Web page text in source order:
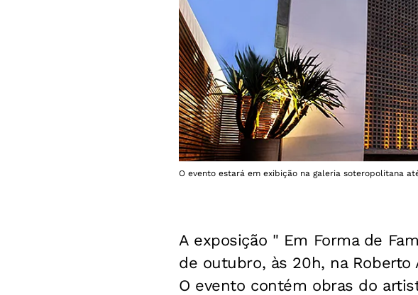
O evento estará em exibição na galeria soteropolitana
A exposição " Em Forma de
de outubro, às 20h, na Roberto
O evento contém obras do